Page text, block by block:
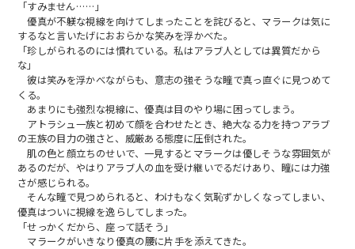
「すみません……」
優真が不躾な視線を向けてしまったことを詫びると、マラークは気に
するなと言いたげにおおらかな笑みを浮かべた。
「珍しがられるのには慣れている。私はアラブ人としては異質だから
な」
彼は笑みを浮かべながらも、意志の強そうな瞳で真っ直ぐに見つめて
くる。
あまりにも強烈な視線に、優真は目のやり場に困ってしまう。
アトラシュ一族と初めて顔を合わせたとき、絶大なる力を持つアラブ
の王族の目力の強さと、威厳ある態度に圧倒された。
肌の色と顔立ちのせいで、一見するとマラークは優しそうな雰囲気が
あるのだが、やはりアラブ人の血を受け継いでるだけあり、瞳には力強
さが感じられる。
そんな瞳で見つめられると、わけもなく気恥ずかしくなってしまい、
優真はついに視線を逸らしてしまった。
「せっかくだから、座って話そう」
マラークがいきなり優真の腰に片手を添えてきた。